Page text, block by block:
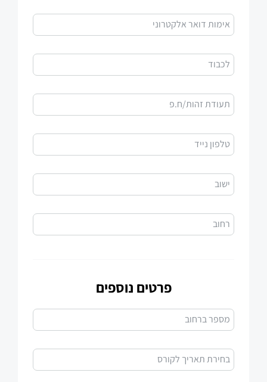
אימות דואר אלקטרוני
לכבוד
תעודת זהות/ח.פ
טלפון נייד
ישוב
רחוב
פרטים נוספים
מספר ברחוב
בחירת תאריך לקורס